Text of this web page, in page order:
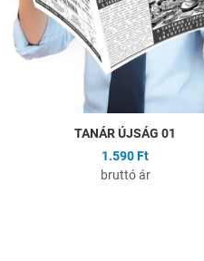
TANÁR ÚJSÁG 01
1.590 Ft
bruttó ár